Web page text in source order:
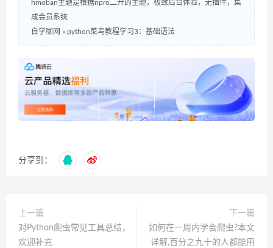
hmoban主题是根据ripro二开的主题，极致后台体验，无插件，集
成会员系统
自学咖网 » python菜鸟教程学习3：基础语法
分享到：
上一篇
对Python爬虫常见工具总结，
欢迎补充
下一篇
如何在一周内学会爬虫?本文
详解,百分之九十的人都能用